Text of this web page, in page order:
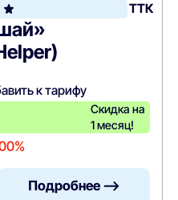
ТТК
к тарифу
Скидка на
1 месяц!
Подробнее —>